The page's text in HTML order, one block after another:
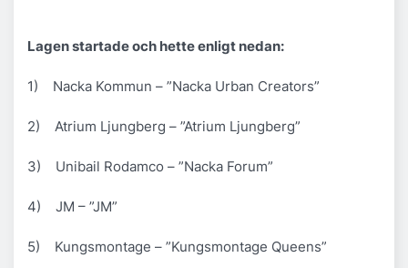
Lagen startade och hette enligt nedan:
1) Nacka Kommun – ”Nacka Urban Creators”
2) Atrium Ljungberg – ”Atrium Ljungberg”
3) Unibail Rodamco – ”Nacka Forum”
4) JM – ”JM”
5) Kungsmontage – ”Kungsmontage Queens”